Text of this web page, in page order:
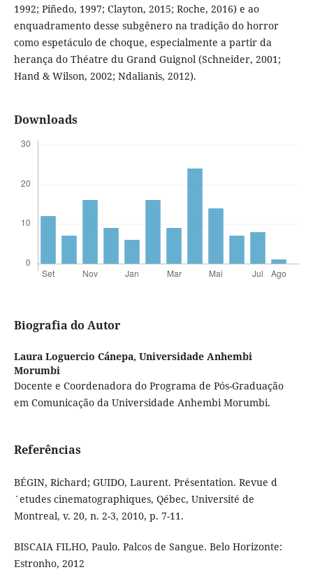
1992; Piñedo, 1997; Clayton, 2015; Roche, 2016) e ao
enquadramento desse subgênero na tradição do horror
como espetáculo de choque, especialmente a partir da
herança do Théatre du Grand Guignol (Schneider, 2001;
Hand & Wilson, 2002; Ndalianis, 2012).
Downloads
Biografia do Autor
Laura Loguercio Cánepa, Universidade Anhembi
Morumbi
Docente e Coordenadora do Programa de Pós-Graduação
em Comunicação da Universidade Anhembi Morumbi.
Referências
BÉGIN, Richard; GUIDO, Laurent. Présentation. Revue d
´etudes cinematographiques, Qébec, Université de
Montreal, v. 20, n. 2-3, 2010, p. 7-11.
BISCAIA FILHO, Paulo. Palcos de Sangue. Belo Horizonte:
Estronho, 2012